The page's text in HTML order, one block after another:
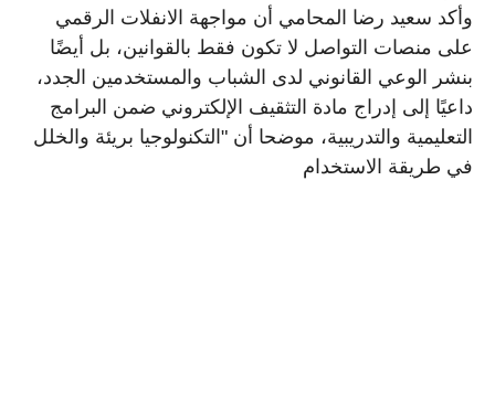
وأكد سعيد رضا المحامي أن مواجهة الانفلات الرقمي
على منصات التواصل لا تكون فقط بالقوانين، بل أيضًا
بنشر الوعي القانوني لدى الشباب والمستخدمين الجدد،
داعيًا إلى إدراج مادة التثقيف الإلكتروني ضمن البرامج
التعليمية والتدريبية، موضحا أن "التكنولوجيا بريئة والخلل
في طريقة الاستخدام